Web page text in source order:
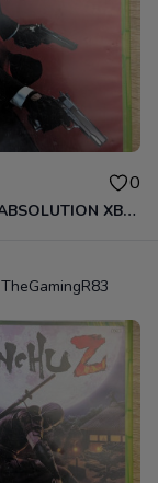
0
HITMAN ABSOLUTION XBOX 360
TheGamingR83